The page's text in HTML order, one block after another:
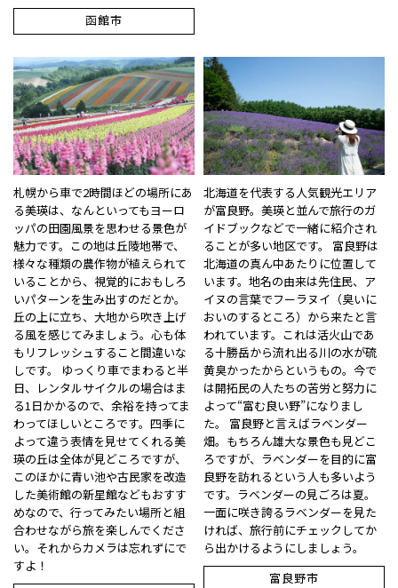
函館市
札幌から車で2時間ほどの場所にあ
る美瑛は、なんといってもヨーロ
ッパの田園風景を思わせる景色が
魅力です。この地は丘陵地帯で、
様々な種類の農作物が植えられて
いることから、視覚的におもしろ
いパターンを生み出すのだとか。
丘の上に立ち、大地から吹き上げ
る風を感じてみましょう。心も体
もリフレッシュすること間違いな
しです。 ゆっくり車でまわると半
日、レンタルサイクルの場合はま
る1日かかるので、余裕を持ってま
わってほしいところです。四季に
よって違う表情を見せてくれる美
瑛の丘は全体が見どころですが、
このほかに青い池や古民家を改造
した美術館の新星館などもおすす
めなので、行ってみたい場所と組
合わせながら旅を楽しんでくださ
い。それからカメラは忘れずにで
すよ！
北海道を代表する人気観光エリア
が富良野。美瑛と並んで旅行のガ
イドブックなどで一緒に紹介され
ることが多い地区です。 富良野は
北海道の真ん中あたりに位置して
います。地名の由来は先住民、ア
イヌの言葉でフーラヌイ（臭いに
おいのするところ）から来たと言
われています。これは活火山であ
る十勝岳から流れ出る川の水が硫
黄臭かったからというもの。今で
は開拓民の人たちの苦労と努力に
よって“富む良い野”になりまし
た。 富良野と言えばラベンダー
畑。もちろん雄大な景色も見どこ
ろですが、ラベンダーを目的に富
良野を訪れるという人も多いよう
です。ラベンダーの見ごろは夏。
一面に咲き誇るラベンダーを見た
ければ、旅行前にチェックしてか
ら出かけるようにしましょう。
富良野市